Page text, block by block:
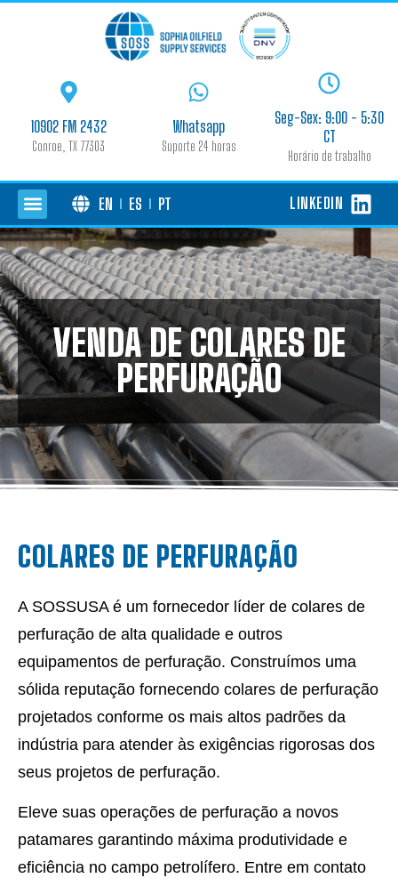
10902 FM 2432
Conroe, TX 77303
Whatsapp
Suporte 24 horas
Seg-Sex: 9:00 - 5:30
CT
Horário de trabalho
EN ES PT LINKEDIN
VENDA DE COLARES DE
PERFURAÇÃO
COLARES DE PERFURAÇÃO
A SOSSUSA é um fornecedor líder de colares de
perfuração de alta qualidade e outros
equipamentos de perfuração. Construímos uma
sólida reputação fornecendo colares de perfuração
projetados conforme os mais altos padrões da
indústria para atender às exigências rigorosas dos
seus projetos de perfuração.
Eleve suas operações de perfuração a novos
patamares garantindo máxima produtividade e
eficiência no campo petrolífero. Entre em contato